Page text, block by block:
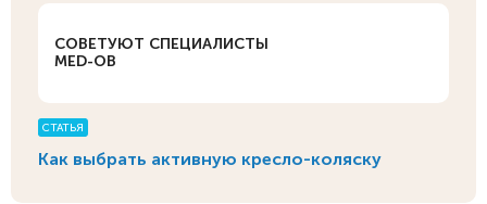
СОВЕТУЮТ СПЕЦИАЛИСТЫ
MED-OB
СТАТЬЯ
Как выбрать активную кресло-коляску